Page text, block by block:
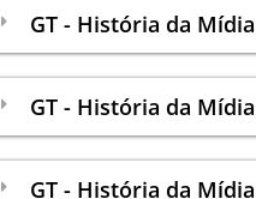
GT - História da
GT - História da
GT - História da